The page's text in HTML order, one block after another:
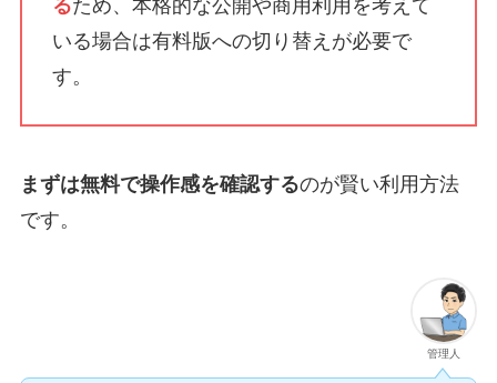
るため、本格的な公開や商用利用を考えて
いる場合は有料版への切り替えが必要で
す。
まずは無料で操作感を確認するのが賢い利用方法
です。
管理人